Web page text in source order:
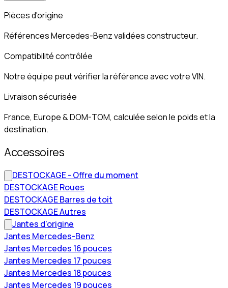
Pièces d'origine
Références Mercedes-Benz validées constructeur.
Compatibilité contrôlée
Notre équipe peut vérifier la référence avec votre VIN.
Livraison sécurisée
France, Europe & DOM-TOM, calculée selon le poids et la
destination.
Accessoires
DESTOCKAGE - Offre du moment
DESTOCKAGE Roues
DESTOCKAGE Barres de toit
DESTOCKAGE Autres
Jantes d'origine
Jantes Mercedes-Benz
Jantes Mercedes 16 pouces
Jantes Mercedes 17 pouces
Jantes Mercedes 18 pouces
Jantes Mercedes 19 pouces